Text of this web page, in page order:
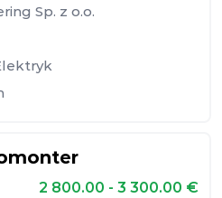
Sp. z o.o.
2 800.00 - 3 300.00 €